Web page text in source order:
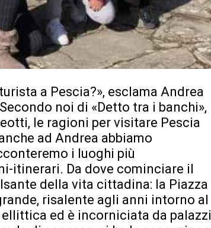
a Pescia?», esclama Andrea
noi di «Detto tra i banchi»,
le ragioni per visitare Pescia
ad Andrea abbiamo
i luoghi più
itinerari. Da dove cominciare il
della vita cittadina: la Piazza
risalente agli anni intorno al
ed è incorniciata da palazzi